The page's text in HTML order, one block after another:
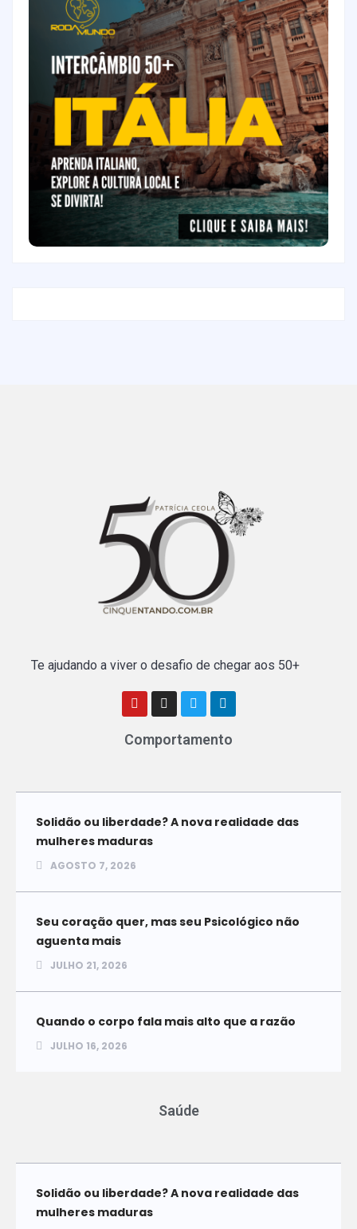
Te ajudando a viver o desafio de chegar aos 50+
Comportamento
Solidão ou liberdade? A nova realidade das
mulheres maduras
AGOSTO 7, 2026
Seu coração quer, mas seu Psicológico não
aguenta mais
JULHO 21, 2026
Quando o corpo fala mais alto que a razão
JULHO 16, 2026
Saúde
Solidão ou liberdade? A nova realidade das
mulheres maduras